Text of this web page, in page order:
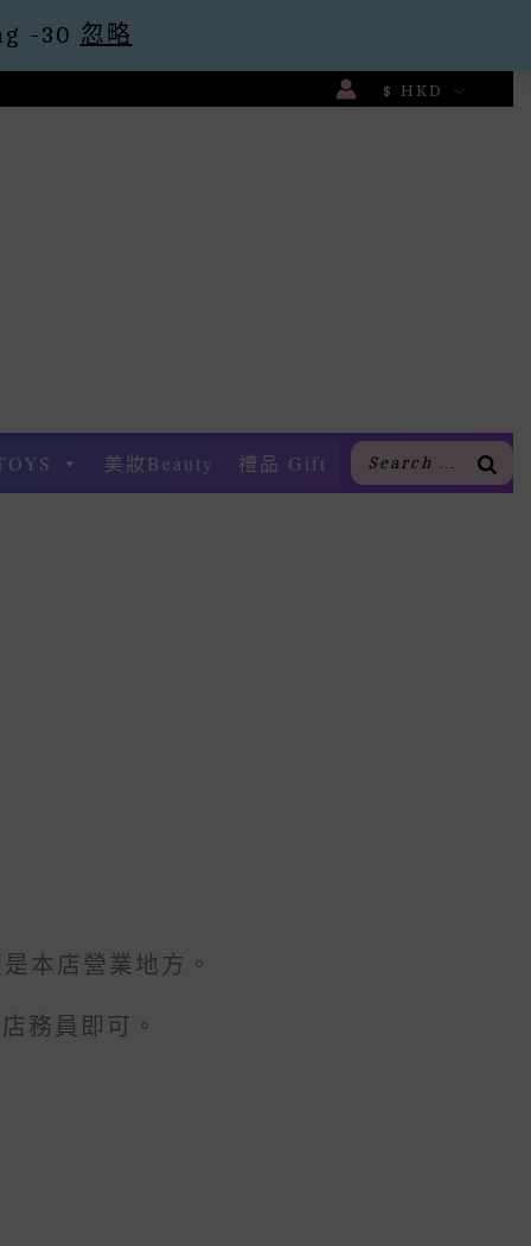
-30 忽略
美妝Beauty 禮品 Gift
本店營業地方。
務員即可。